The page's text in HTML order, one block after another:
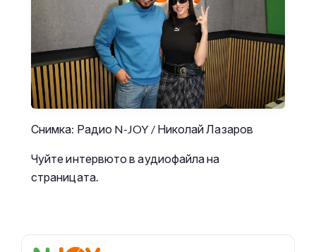
Снимка: Радио N-JOY / Николай Лазаров
Чуйте интервюто в аудиофайла на
страницата.